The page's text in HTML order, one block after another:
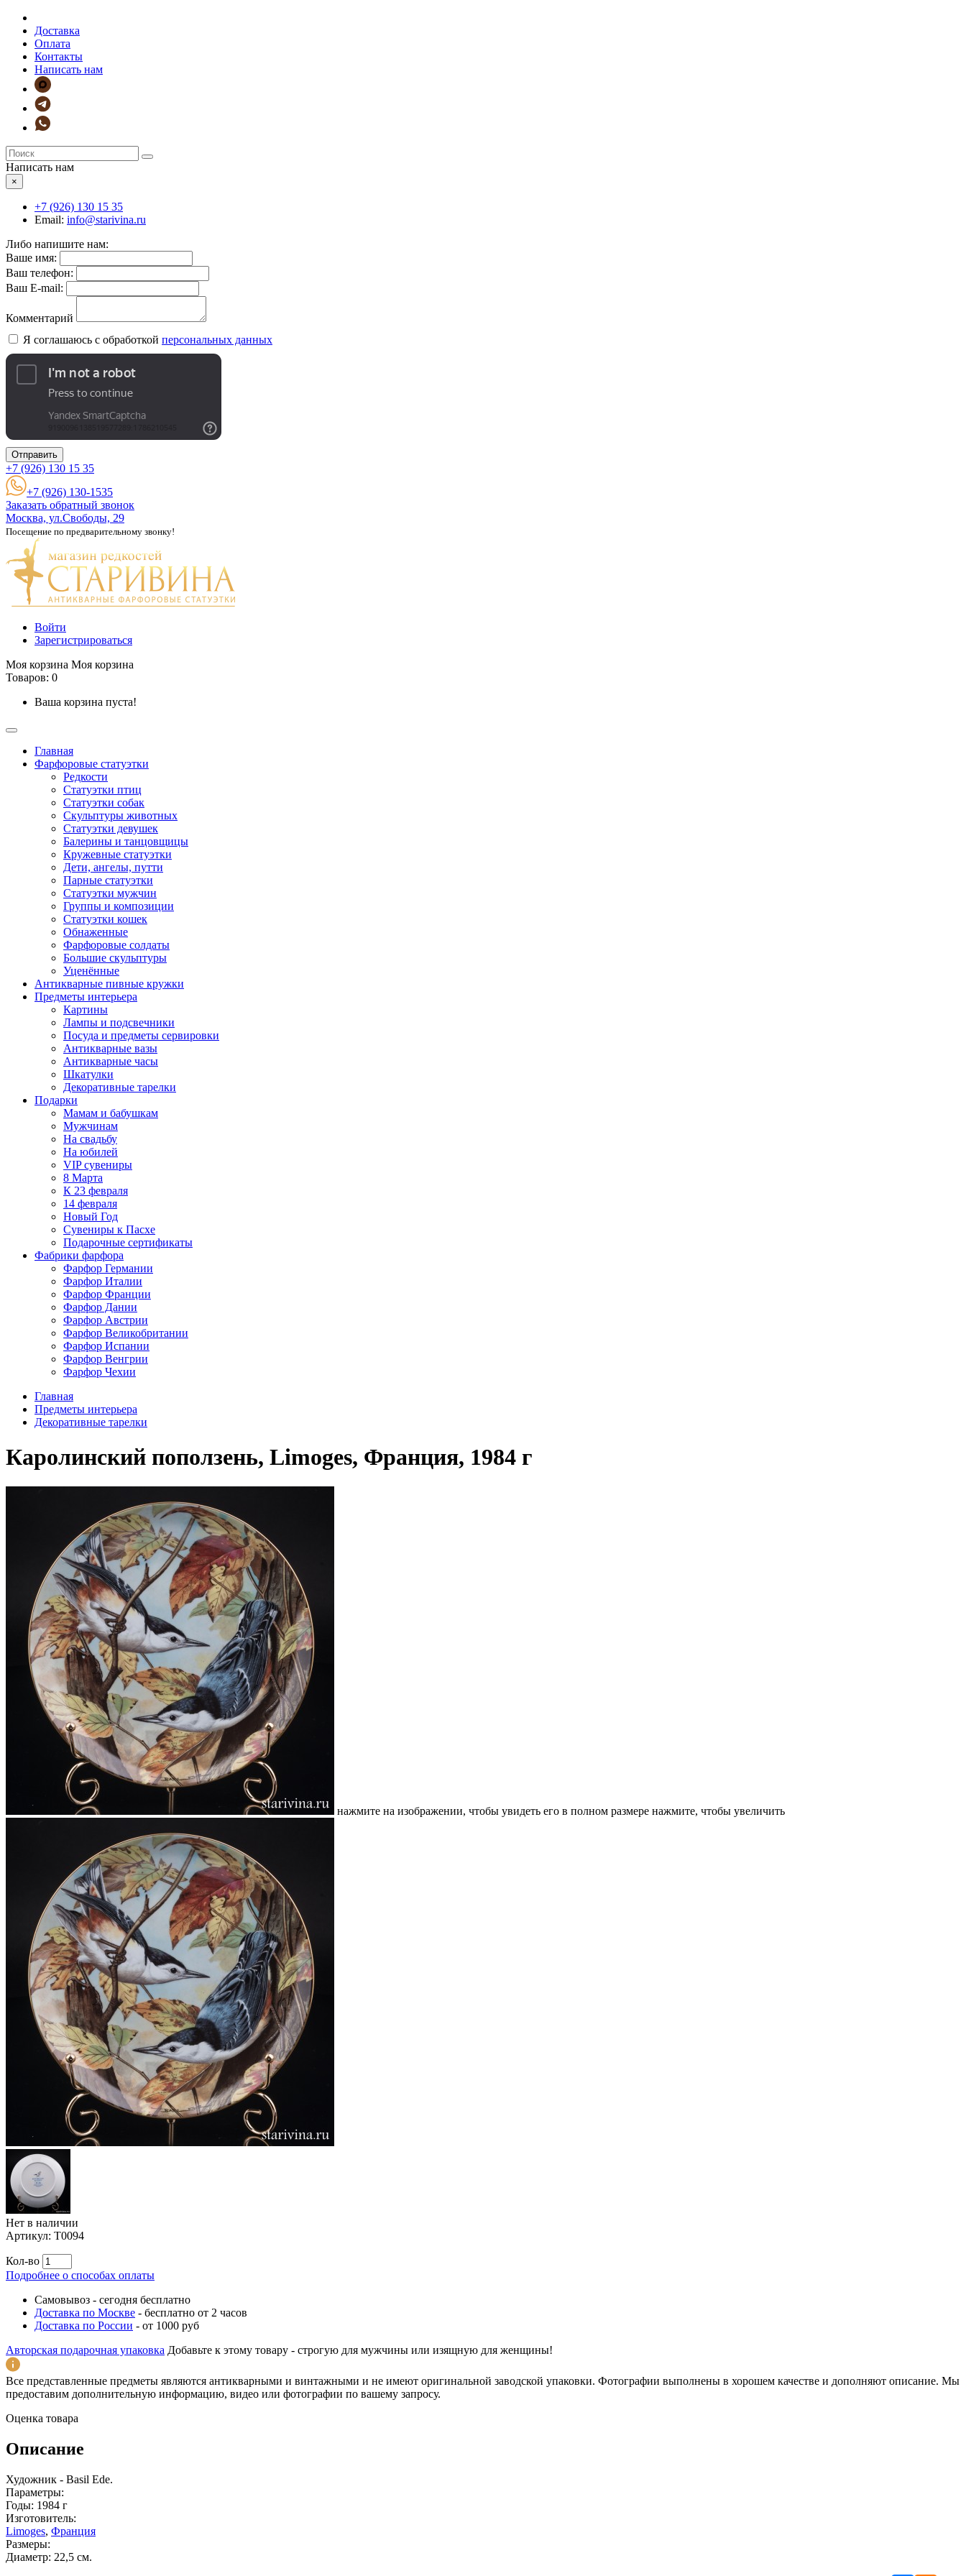
Доставка
Оплата
Контакты
Написать нам
Написать нам
×
+7 (926) 130 15 35
Email: info@starivina.ru
Либо напишите нам:
Ваше имя:
Ваш телефон:
Ваш E-mail:
Комментарий
Я соглашаюсь с обработкой персональных данных
Отправить
+7 (926) 130 15 35
+7 (926) 130-1535
Заказать обратный звонок
Москва, ул.Свободы, 29
Посещение по предварительному звонку!
Войти
Зарегистрироваться
Моя корзина Моя корзина
Товаров: 0
Ваша корзина пуста!
Главная
Фарфоровые статуэтки
Редкости
Cтатуэтки птиц
Cтатуэтки собак
Скульптуры животных
Статуэтки девушек
Балерины и танцовщицы
Кружевные статуэтки
Дети, ангелы, путти
Парные статуэтки
Статуэтки мужчин
Группы и композиции
Статуэтки кошек
Обнаженные
Фарфоровые солдаты
Большие скульптуры
Уценённые
Антикварные пивные кружки
Предметы интерьера
Картины
Лампы и подсвечники
Посуда и предметы сервировки
Антикварные вазы
Антикварные часы
Шкатулки
Декоративные тарелки
Подарки
Мамам и бабушкам
Мужчинам
На свадьбу
На юбилей
VIP сувениры
8 Марта
К 23 февраля
14 февраля
Новый Год
Сувениры к Пасхе
Подарочные сертификаты
Фабрики фарфора
Фарфор Германии
Фарфор Италии
Фарфор Франции
Фарфор Дании
Фарфор Австрии
Фарфор Великобритании
Фарфор Испании
Фарфор Венгрии
Фарфор Чехии
Главная
Предметы интерьера
Декоративные тарелки
Каролинский поползень, Limoges, Франция, 1984 г
нажмите на изображении, чтобы увидеть его в полном размере нажмите, чтобы увеличить
Нет в наличии
Артикул: T0094
Кол-во
Подробнее о способах оплаты
Самовывоз - сегодня бесплатно
Доставка по Москве - бесплатно от 2 часов
Доставка по России - от 1000 руб
Авторская подарочная упаковка Добавьте к этому товару - строгую для мужчины или изящную для женщины!
Все представленные предметы являются антикварными и винтажными и не имеют оригинальной заводской упаковки. Фотографии выполнены в хорошем качестве и дополняют описание. Мы
предоставим дополнительную информацию, видео или фотографии по вашему запросу.
Оценка товара
Описание
Художник - Basil Ede.
Параметры:
Годы: 1984 г
Изготовитель:
Limoges, Франция
Размеры:
Диаметр: 22,5 см.